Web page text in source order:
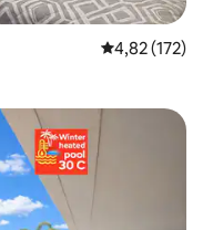
Priemerné
4,82 (172)